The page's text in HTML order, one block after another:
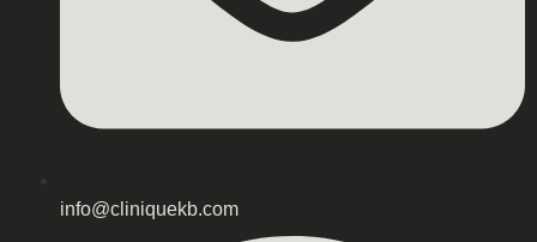
info@cliniquekb.com